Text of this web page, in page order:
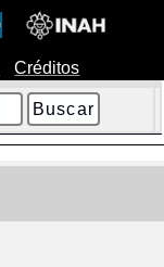
Créditos